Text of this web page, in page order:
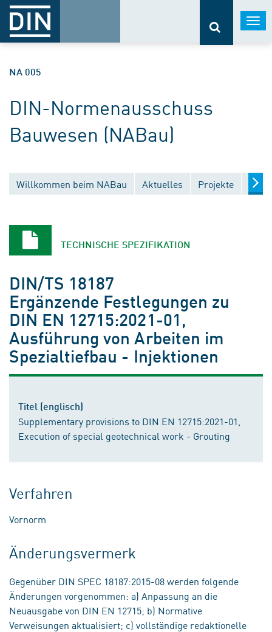
NA 005
DIN-Normenausschuss
Bauwesen (NABau)
Willkommen beim NABau Aktuelles Projekte
TECHNISCHE SPEZIFIKATION
DIN/TS 18187
Ergänzende Festlegungen zu
DIN EN 12715:2021-01,
Ausführung von Arbeiten im
Spezialtiefbau - Injektionen
Titel (englisch)
Supplementary provisions to DIN EN 12715:2021-01,
Execution of special geotechnical work - Grouting
Verfahren
Vornorm
Änderungsvermerk
Gegenüber DIN SPEC 18187:2015-08 werden folgende
Änderungen vorgenommen: a) Anpassung an die
Neuausgabe von DIN EN 12715; b) Normative
Verweisungen aktualisiert; c) vollständige redaktionelle